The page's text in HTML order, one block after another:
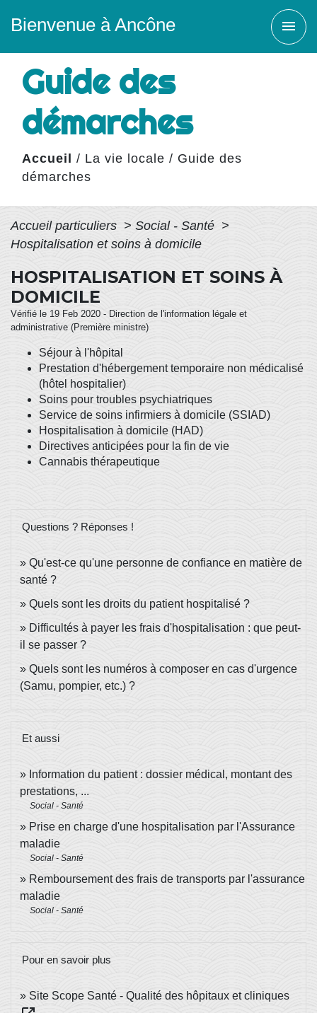
Bienvenue à Ancône menu
Guide des
démarches
Accueil / La vie locale / Guide des
démarches
Accueil particuliers > Social - Santé >
Hospitalisation et soins à domicile
HOSPITALISATION ET SOINS À
DOMICILE
Vérifié le 19 Feb 2020 - Direction de l'information légale et
administrative (Première ministre)
Séjour à l'hôpital
Prestation d'hébergement temporaire non médicalisé
(hôtel hospitalier)
Soins pour troubles psychiatriques
Service de soins infirmiers à domicile (SSIAD)
Hospitalisation à domicile (HAD)
Directives anticipées pour la fin de vie
Cannabis thérapeutique
Questions ? Réponses !
Qu'est-ce qu'une personne de confiance en matière de
santé ?
Quels sont les droits du patient hospitalisé ?
Difficultés à payer les frais d'hospitalisation : que peut-
il se passer ?
Quels sont les numéros à composer en cas d'urgence
(Samu, pompier, etc.) ?
Et aussi
Information du patient : dossier médical, montant des
prestations, ...
Social - Santé
Prise en charge d'une hospitalisation par l'Assurance
maladie
Social - Santé
Remboursement des frais de transports par l'assurance
maladie
Social - Santé
Pour en savoir plus
Site Scope Santé - Qualité des hôpitaux et cliniques